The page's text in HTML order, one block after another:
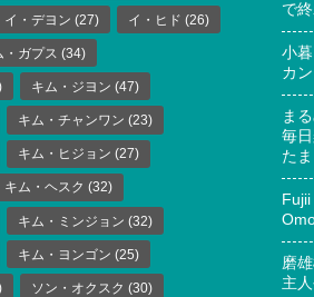
イ・デヨン (27) イ・ヒド (26)
・ガプス (34)
キム・ジヨン (47)
キム・チャンワン (23)
キム・ヒジョン (27)
キム・ヘスク (32)
キム・ミンジョン (32)
キム・ヨンゴン (25)
ソン・オクスク (30)
で
小
カ
ま
毎
た
Fujii
磨
主